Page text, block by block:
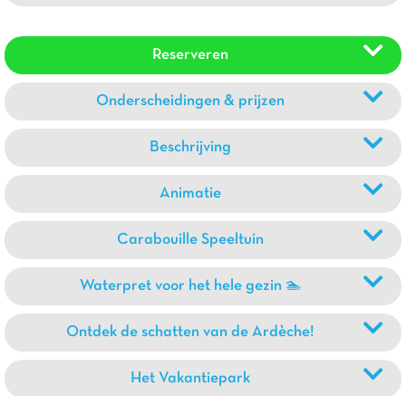
Reserveren
Onderscheidingen & prijzen
Beschrijving
Animatie
Carabouille Speeltuin
Waterpret voor het hele gezin 🏊
Ontdek de schatten van de Ardèche!
Het Vakantiepark